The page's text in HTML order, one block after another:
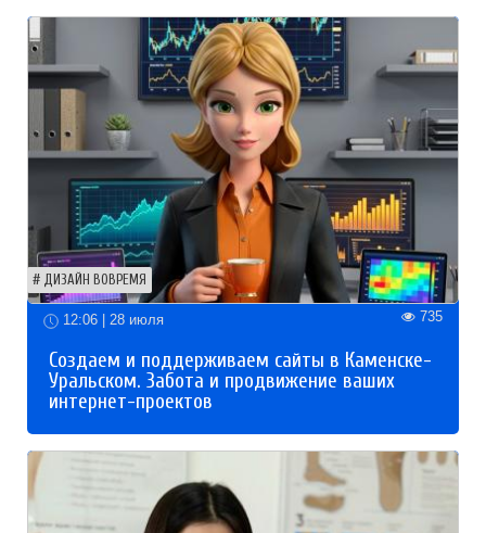
ДИЗАЙН ВОВРЕМЯ
12:06 | 28 июля 735
Создаем и поддерживаем сайты в Каменске-
Уральском. Забота и продвижение ваших
интернет-проектов